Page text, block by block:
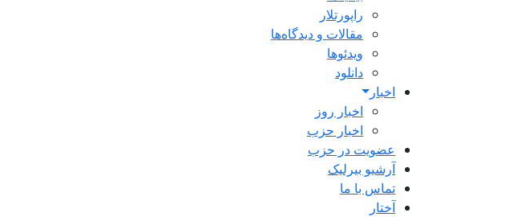
راپورتلار
مقالات و دیدگاه‌ها
ویدئو‌ها
دانلود
اخبار
اخبار روز
اخبار حزب
عضویت در حزب
آرشیو بیرلیک
تماس با ما
آختار